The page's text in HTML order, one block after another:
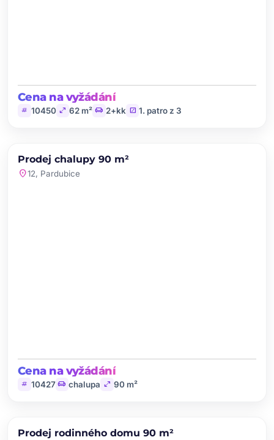
Cena na vyžádání
tag 10450 open_in_full 62 m² chair 2+kk stairs 1. patro z 3
PRODEJ
Prodej chalupy 90 m²
location_on12, Pardubice
Cena na vyžádání
tag 10427 chair chalupa open_in_full 90 m²
PRODEJ
Prodej rodinného domu 90 m²